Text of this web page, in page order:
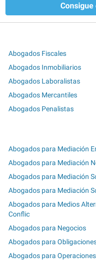
Consigue
Abogados Fiscales
Abogados Inmobiliarios
Abogados Laboralistas
Abogados Mercantiles
Abogados Penalistas
Abogados para Mediación
Abogados para Mediación
Abogados para Mediación
Abogados para Mediación
Abogados para Medios
Conflic
Abogados para Negocios
Abogados para
Abogados para